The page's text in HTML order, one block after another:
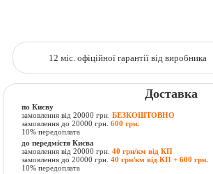
12 міс. офіційної гарантії від виробника
Доставка
по Києву
замовлення від 20000 грн.БЕЗКОШТОВНО
замовлення до 20000 грн.600 грн.
10% передоплата
до передмістя Києва
замовлення від 20000 грн.40 грн/км від КП
замовлення до 20000 грн.40 грн/км від КП + 600 грн.
10% передоплата